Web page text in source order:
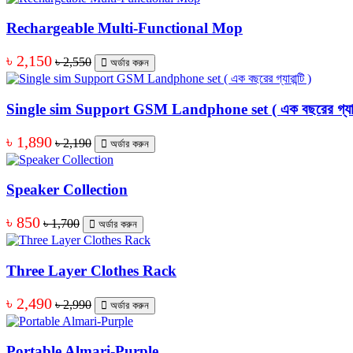
Rechargeable Multi-Functional Mop
৳ 2,150 ৳ 2,550 অর্ডার করুন
Single sim Support GSM Landphone set ( এক বছরের
৳ 1,890 ৳ 2,190 অর্ডার করুন
Speaker Collection
৳ 850 ৳ 1,700 অর্ডার করুন
Three Layer Clothes Rack
৳ 2,490 ৳ 2,990 অর্ডার করুন